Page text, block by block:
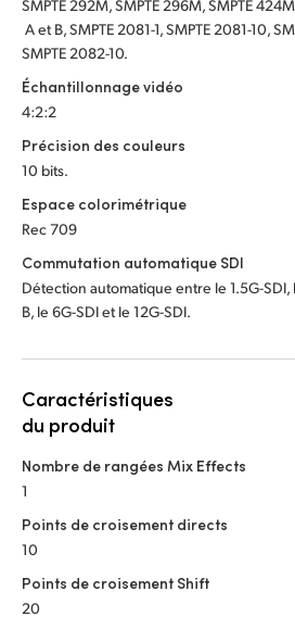
SMPTE 292M, SMPTE 296M, SMPTE
A et B, SMPTE 2081-1, SMPTE 2081-10,
SMPTE 2082-10.
Échantillonnage vidéo
4:2:2
Précision des couleurs
10 bits.
Espace colorimétrique
Rec 709
Commutation automatique SDI
Détection automatique entre le 1.5G-SDI,
B, le 6G-SDI et le 12G-SDI.
Caractéristiques
du produit
Nombre de rangées Mix Effects
1
Points de croisement directs
10
Points de croisement Shift
20